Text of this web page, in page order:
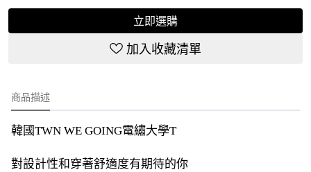
立即選購
加入收藏清單
商品描述
韓國TWN WE GOING電繡大學T
對設計性和穿著舒適度有期待的你